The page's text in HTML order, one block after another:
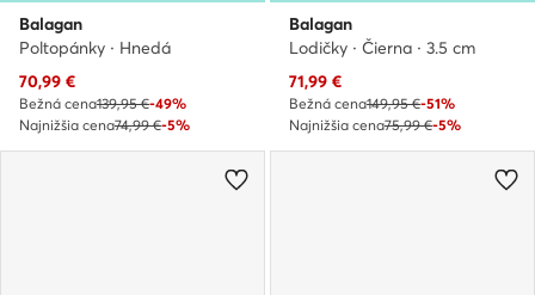
Balagan
Poltopánky · Hnedá
Aktuálna cena
70,99 €
Bežná cena139,95 €-49%
Najnižšia cena74,99 €-5%
Balagan
Lodičky · Čierna · 3.5 cm
Aktuálna cena
71,99 €
Bežná cena149,95 €-51%
Najnižšia cena75,99 €-5%